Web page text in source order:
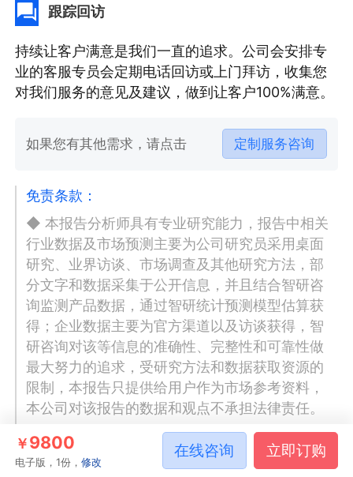
跟踪回访
持续让客户满意是我们一直的追求。公司会安排专
业的客服专员会定期电话回访或上门拜访，收集您
对我们服务的意见及建议，做到让客户100%满意。
如果您有其他需求，请点击 定制服务咨询
免责条款：
◆ 本报告分析师具有专业研究能力，报告中相关
行业数据及市场预测主要为公司研究员采用桌面
研究、业界访谈、市场调查及其他研究方法，部
分文字和数据采集于公开信息，并且结合智研咨
询监测产品数据，通过智研统计预测模型估算获
得；企业数据主要为官方渠道以及访谈获得，智
研咨询对该等信息的准确性、完整性和可靠性做
最大努力的追求，受研究方法和数据获取资源的
限制，本报告只提供给用户作为市场参考资料，
本公司对该报告的数据和观点不承担法律责任。
◆ 本报告所涉及的观点或信息仅供参考，不构成
任何证券或基金投资建议。本报告仅在相关法律
￥9800
电子版，1份，修改
在线咨询 立即订购